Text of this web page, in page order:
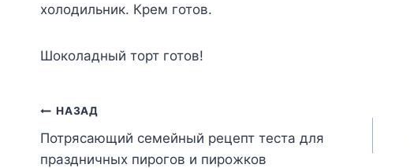
холодильник. Крем готов.
Шоколадный торт готов!
Навигация
по
НАЗАД
Потрясающий семейный рецепт теста для
праздничных пирогов и пирожков